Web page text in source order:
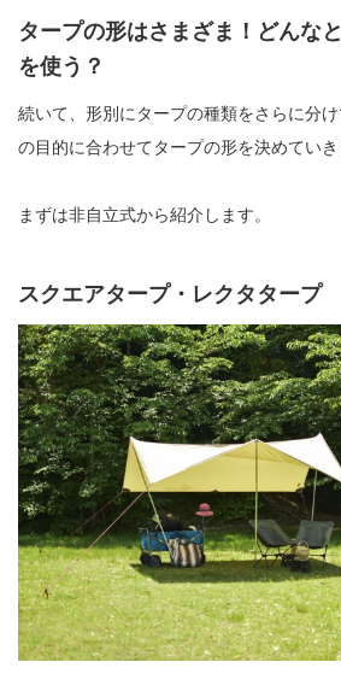
タープの形はさまざま！どんな
を使う？
続いて、形別にタープの種類をさらに分
の目的に合わせてタープの形を決めていき
まずは非自立式から紹介します。
スクエアタープ・レクタタープ